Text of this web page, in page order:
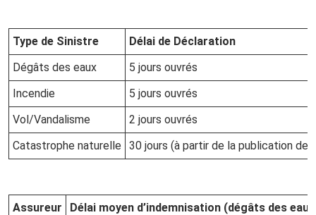
Type de Sinistre
Délai de Déclaration
Dégâts des eaux
5 jours ouvrés
Incendie
5 jours ouvrés
Vol/Vandalisme
2 jours ouvrés
Catastrophe naturelle
30 jours (à partir de la publication de
Assureur
Délai moyen d’indemnisation (dégâts des